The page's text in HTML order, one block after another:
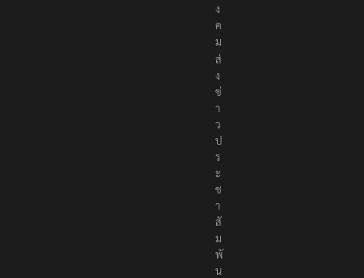
สั
ง
ค
ม
ส่
ง
ข่
า
ว
ป
ร
ะ
ช
า
สั
ม
พั